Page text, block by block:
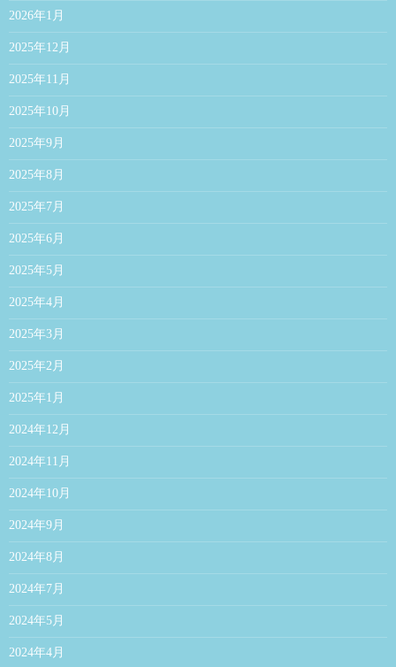
2026年1月
2025年12月
2025年11月
2025年10月
2025年9月
2025年8月
2025年7月
2025年6月
2025年5月
2025年4月
2025年3月
2025年2月
2025年1月
2024年12月
2024年11月
2024年10月
2024年9月
2024年8月
2024年7月
2024年5月
2024年4月